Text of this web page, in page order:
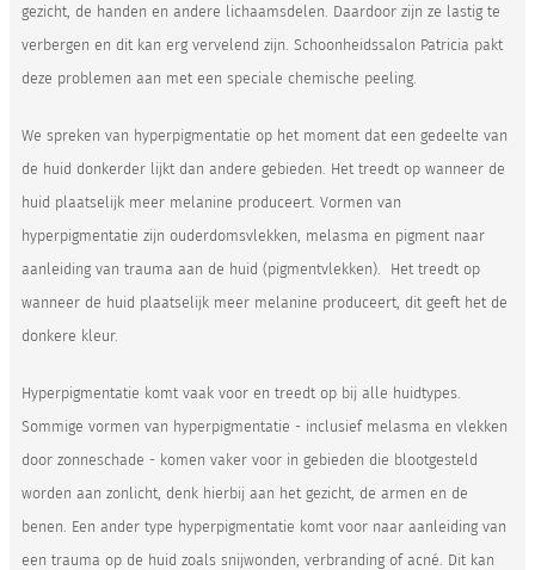
gezicht, de handen en andere lichaamsdelen. Daardoor zijn ze lastig te
verbergen en dit kan erg vervelend zijn. Schoonheidssalon Patricia pakt
deze problemen aan met een speciale chemische peeling.
We spreken van hyperpigmentatie op het moment dat een gedeelte van
de huid donkerder lijkt dan andere gebieden. Het treedt op wanneer de
huid plaatselijk meer melanine produceert. Vormen van
hyperpigmentatie zijn ouderdomsvlekken, melasma en pigment naar
aanleiding van trauma aan de huid (pigmentvlekken). Het treedt op
wanneer de huid plaatselijk meer melanine produceert, dit geeft het de
donkere kleur.
Hyperpigmentatie komt vaak voor en treedt op bij alle huidtypes.
Sommige vormen van hyperpigmentatie - inclusief melasma en vlekken
door zonneschade - komen vaker voor in gebieden die blootgesteld
worden aan zonlicht, denk hierbij aan het gezicht, de armen en de
benen. Een ander type hyperpigmentatie komt voor naar aanleiding van
een trauma op de huid zoals snijwonden, verbranding of acné. Dit kan